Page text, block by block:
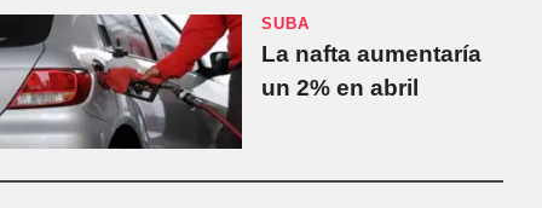
SUBA
La nafta aumentaría
un 2% en abril